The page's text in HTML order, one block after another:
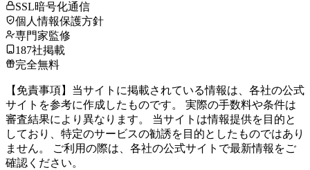
SSL暗号化通信
個人情報保護方針
専門家監修
187社掲載
完全無料
【免責事項】当サイトに掲載されている情報は、各社の公式
サイトを参考に作成したものです。 実際の手数料や条件は
審査結果により異なります。 当サイトは情報提供を目的と
しており、特定のサービスの勧誘を目的としたものではあり
ません。 ご利用の際は、各社の公式サイトで最新情報をご
確認ください。